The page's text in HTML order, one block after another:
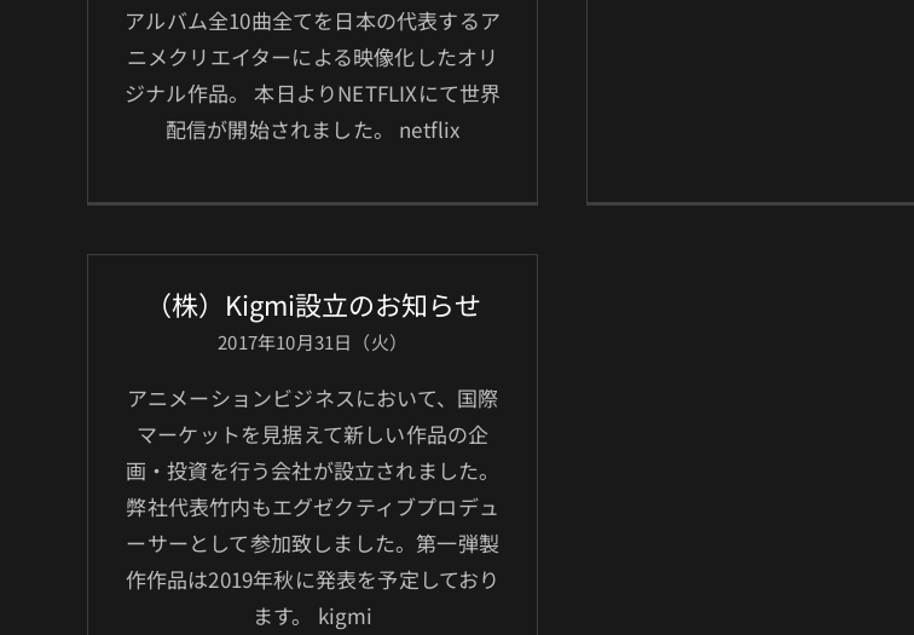
アルバム全10曲全てを日本の代表するア
ニメクリエイターによる映像化したオリ
ジナル作品。 本日よりNETFLIXにて世界
配信が開始されました。 netflix
（株）Kigmi設立のお知らせ
2017年10月31日（火）
アニメーションビジネスにおいて、国際
マーケットを見据えて新しい作品の企
画・投資を行う会社が設立されました。
弊社代表竹内もエグゼクティブプロデュ
ーサーとして参加致しました。第一弾製
作作品は2019年秋に発表を予定しており
ます。 kigmi